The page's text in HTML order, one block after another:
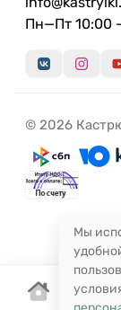
Пн—Пт 10:00
© 2026
Мы